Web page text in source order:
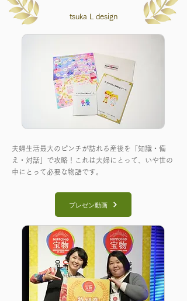
tsuka L design
夫婦生活最大のピンチが訪れる産後を「知識・備
え・対話」で攻略！これは夫婦にとって、いや世の
中にとって必要な物語です。
プレゼン動画